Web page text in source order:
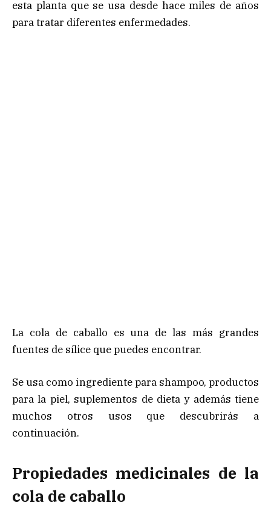
esta planta que se usa desde hace miles de años
para tratar diferentes enfermedades.
La cola de caballo es una de las más grandes
fuentes de sílice que puedes encontrar.
Se usa como ingrediente para shampoo, productos
para la piel, suplementos de dieta y además tiene
muchos otros usos que descubrirás a
continuación.
Propiedades medicinales de la
cola de caballo